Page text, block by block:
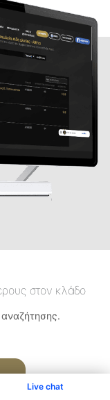
Live chat
στον κλάδο